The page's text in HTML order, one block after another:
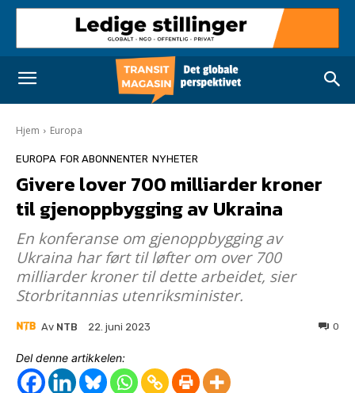
Hjem Europa
EUROPA FOR ABONNENTER NYHETER
Givere lover 700 milliarder kroner
til gjenoppbygging av Ukraina
En konferanse om gjenoppbygging av
Ukraina har ført til løfter om over 700
milliarder kroner til dette arbeidet, sier
Storbritannias utenriksminister.
Av NTB 22. juni 2023 0
Del denne artikkelen: